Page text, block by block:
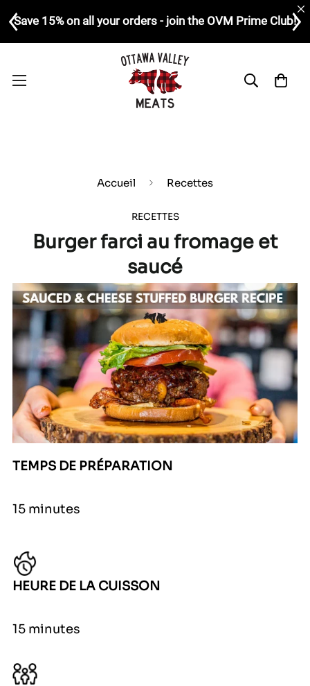
Save 15% on all your orders - join the OVM Prime Club!
Accueil Recettes
RECETTES
Burger farci au fromage et
saucé
TEMPS DE PRÉPARATION
15 minutes
HEURE DE LA CUISSON
15 minutes